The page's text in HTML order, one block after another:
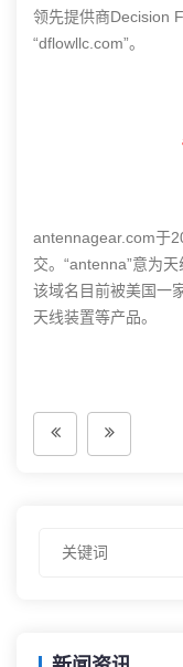
领先提供商Decision
“dflowllc.com”。
antennagear.com于
交。“antenna”意为
该域名目前被美国一
天线装置等产品。